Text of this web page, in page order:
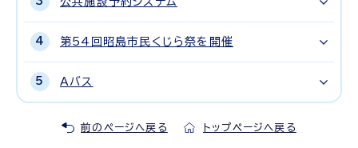
第54回昭島市民くじら祭を開催
Aバス
前のページへ戻る トップページへ戻る